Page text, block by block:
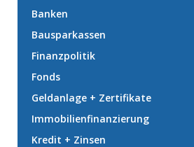
Banken
Bausparkassen
Finanzpolitik
Fonds
Geldanlage + Zertifikate
Immobilienfinanzierung
Kredit + Zinsen